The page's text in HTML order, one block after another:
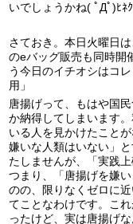
いでしょうかね( ﾟДﾟ)ﾋﾈ
さておき。本日火曜日
のeバッグ販売も同時開
う今日のイチオシはコ
用」
唐揚げって、もはや国
か納得してしまいます
いる人を見かけたこと
嫌いな人類はいない」
たしませんが、「実践
つまり、「唐揚げを嫌
のの、限りなくゼロに
てことなわけです。こ
ったけど、実は唐揚げ